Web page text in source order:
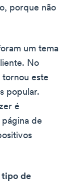
porque não
um tema
No
tornou este
popular.
é
de
tipo de